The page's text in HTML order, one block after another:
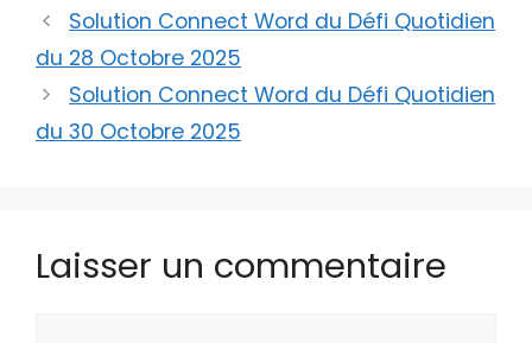
Solution Connect Word du Défi Quotidien
du 28 Octobre 2025
Solution Connect Word du Défi Quotidien
du 30 Octobre 2025
Laisser un commentaire